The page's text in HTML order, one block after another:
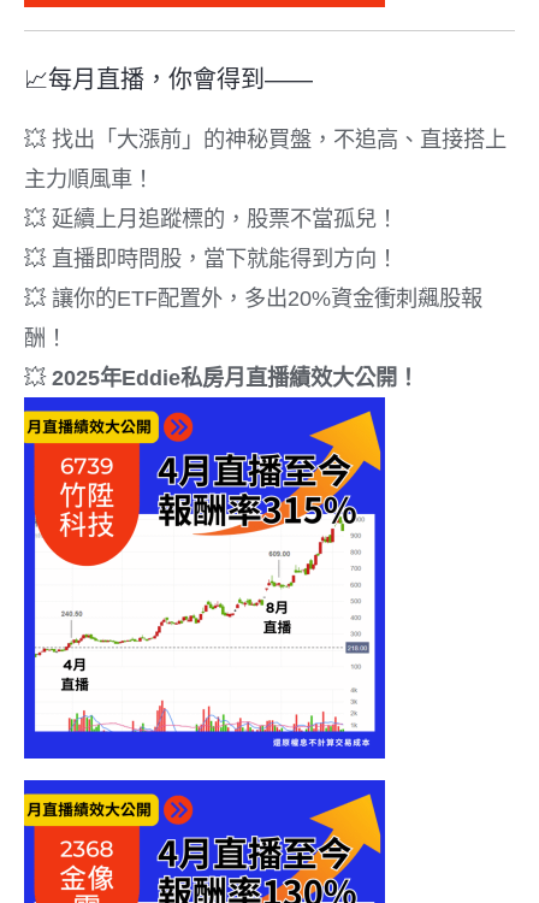
📈每月直播，你會得到——
💥 找出「大漲前」的神秘買盤，不追高、直接搭上
主力順風車！
💥 延續上月追蹤標的，股票不當孤兒！
💥 直播即時問股，當下就能得到方向！
💥 讓你的ETF配置外，多出20%資金衝刺飆股報
酬！
💥2025年Eddie私房月直播績效大公開！